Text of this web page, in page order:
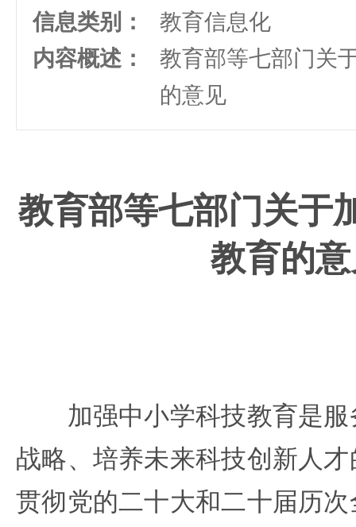
信息类别：
教育信息化
内容概述：
教育部等七部门关
的意见
教育部等七部门关于
教育的
加强中小学科技教育是服
战略、培养未来科技创新人
贯彻党的二十大和二十届历